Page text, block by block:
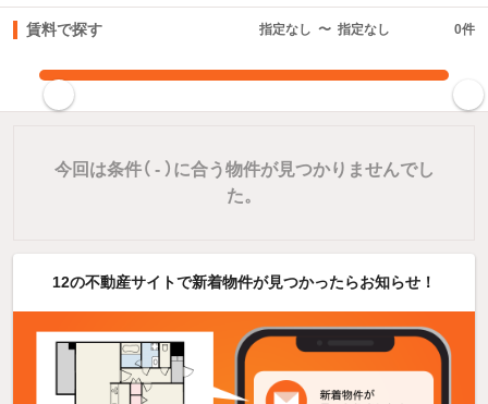
賃料で探す 指定なし 〜 指定なし 0件
今回は条件（ -）に合う物件が見つかりませんでし
た。
12の不動産サイトで新着物件が見つかったらお知らせ！